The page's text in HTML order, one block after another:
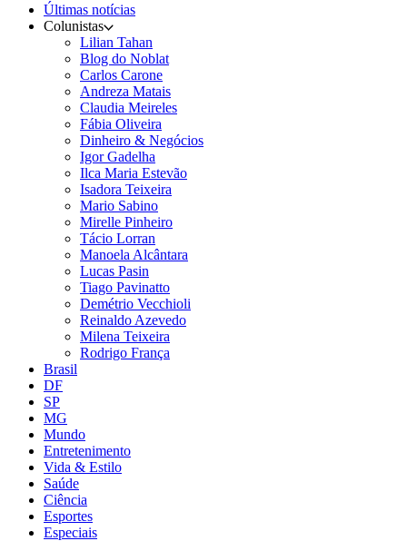
Últimas notícias
Colunistas
Lilian Tahan
Blog do Noblat
Carlos Carone
Andreza Matais
Claudia Meireles
Fábia Oliveira
Dinheiro & Negócios
Igor Gadelha
Ilca Maria Estevão
Isadora Teixeira
Mario Sabino
Mirelle Pinheiro
Tácio Lorran
Manoela Alcântara
Lucas Pasin
Tiago Pavinatto
Demétrio Vecchioli
Reinaldo Azevedo
Milena Teixeira
Rodrigo França
Brasil
DF
SP
MG
Mundo
Entretenimento
Vida & Estilo
Saúde
Ciência
Esportes
Especiais